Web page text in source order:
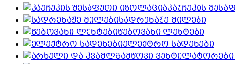
კაუჩუკის
სადრენაჟე მილები
წებოვანი ლენტები
ელექტრო სადენები